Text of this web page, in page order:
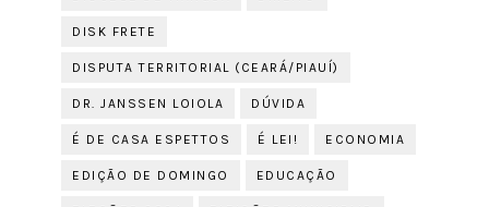
DISK FRETE
DISPUTA TERRITORIAL (CEARÁ/PIAUÍ)
DR. JANSSEN LOIOLA DÚVIDA
É DE CASA ESPETTOS É LEI! ECONOMIA
EDIÇÃO DE DOMINGO EDUCAÇÃO